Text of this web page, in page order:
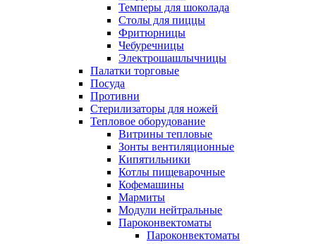
Темперы для шоколада
Столы для пиццы
Фритюрницы
Чебуречницы
Электрошашлычницы
Палатки торговые
Посуда
Противни
Стерилизаторы для ножей
Тепловое оборудование
Витрины тепловые
Зонты вентиляционные
Кипятильники
Котлы пищеварочные
Кофемашины
Мармиты
Модули нейтральные
Пароконвектоматы
Пароконвектоматы